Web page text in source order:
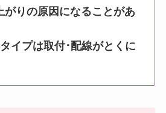
がりの原因になることがあ
イプは取付･配線がとくに